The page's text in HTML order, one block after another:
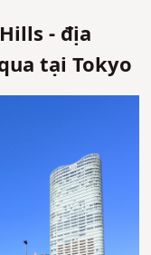
- địa
tại Tokyo